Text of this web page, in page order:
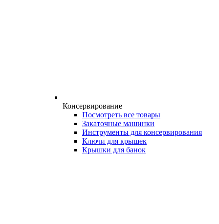
Консервирование
Посмотреть все товары
Закаточные машинки
Инструменты для консервирования
Ключи для крышек
Крышки для банок